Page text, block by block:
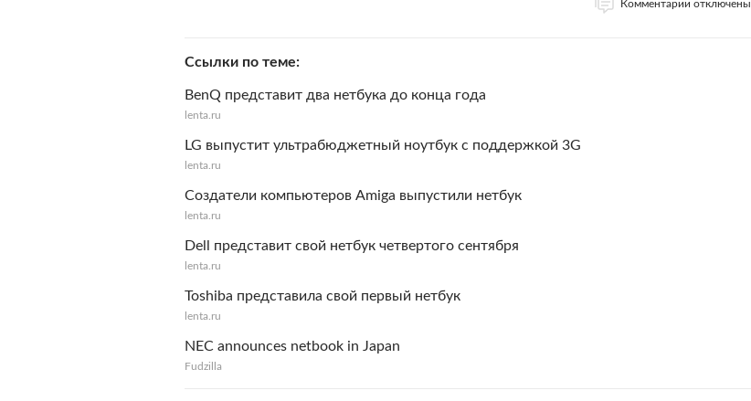
Комментарии отключены
Ссылки по теме
BenQ представит два нетбука до конца года
lenta.ru
LG выпустит ультрабюджетный ноутбук с поддержкой 3G
lenta.ru
Создатели компьютеров Amiga выпустили нетбук
lenta.ru
Dell представит свой нетбук четвертого сентября
lenta.ru
Toshiba представила свой первый нетбук
lenta.ru
NEC announces netbook in Japan
Fudzilla